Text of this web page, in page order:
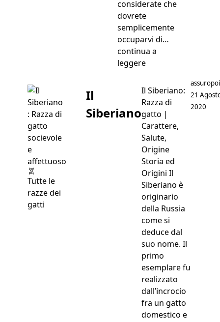
considerate che
dovrete
semplicemente
occuparvi di…
continua a
leggere“Aloe Vera per
Tutte le
razze dei
gatti
Il
Siberiano
Il Siberiano:
Razza di
gatto |
Carattere,
Salute,
Origine
Storia ed
Origini Il
Siberiano è
originario
della Russia
come si
deduce dal
suo nome. Il
primo
esemplare fu
realizzato
dall’incrocio
fra un gatto
domestico e
Postato
21
2020